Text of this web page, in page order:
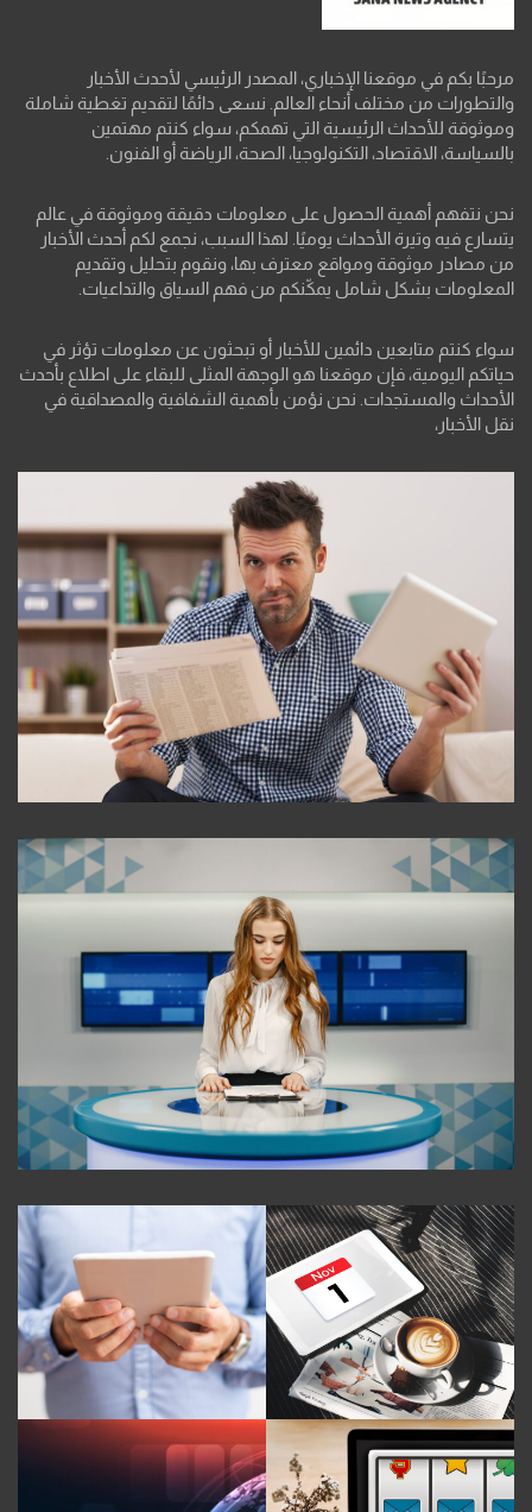
مرحبًا بكم في موقعنا الإخباري، المصدر الرئيسي لأحدث الأخبار
والتطورات من مختلف أنحاء العالم. نسعى دائمًا لتقديم تغطية شاملة
وموثوقة للأحداث الرئيسية التي تهمكم، سواء كنتم مهتمين
بالسياسة، الاقتصاد، التكنولوجيا، الصحة، الرياضة أو الفنون.
نحن نتفهم أهمية الحصول على معلومات دقيقة وموثوقة في عالم
يتسارع فيه وتيرة الأحداث يوميًا. لهذا السبب، نجمع لكم أحدث الأخبار
من مصادر موثوقة ومواقع معترف بها، ونقوم بتحليل وتقديم
المعلومات بشكل شامل يمكّنكم من فهم السياق والتداعيات.
سواء كنتم متابعين دائمين للأخبار أو تبحثون عن معلومات تؤثر في
حياتكم اليومية، فإن موقعنا هو الوجهة المثلى للبقاء على اطلاع بأحدث
الأحداث والمستجدات. نحن نؤمن بأهمية الشفافية والمصداقية في
نقل الأخبار،